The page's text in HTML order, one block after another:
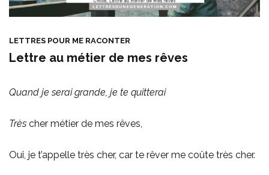
LETTRES POUR ME RACONTER
Lettre au métier de mes rêves
Quand je serai grande, je te quitterai
Très cher métier de mes rêves,
Oui, je t’appelle très cher, car te rêver me coûte très cher.